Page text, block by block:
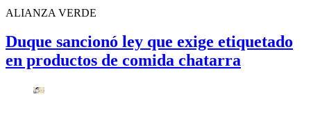
ALIANZA VERDE
Duque sancionó ley que exige etiquetado
en productos de comida chatarra